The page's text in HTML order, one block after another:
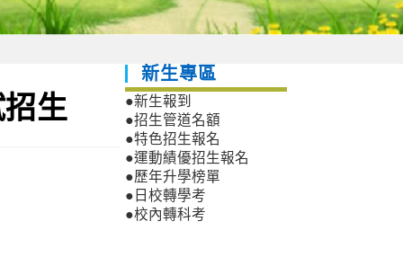
生
新生專區
●新生報到
●招生管道名額
●特色招生報名
●運動績優招生報名
●歷年升學榜單
●日校轉學考
●校內轉科考